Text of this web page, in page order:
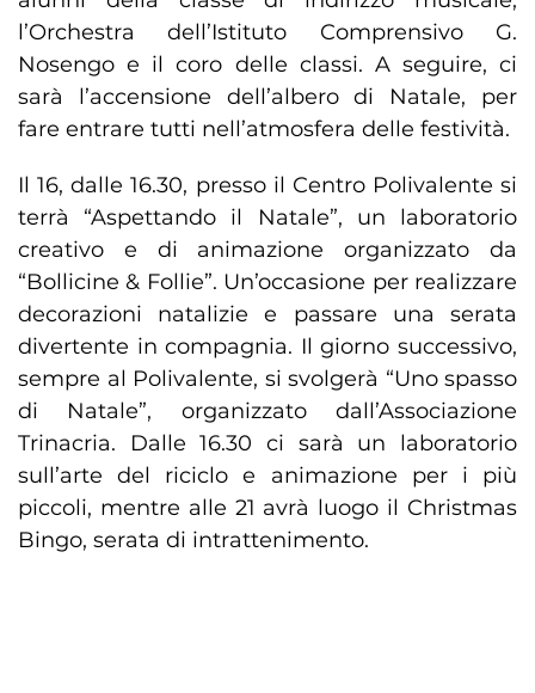
l’Orchestra dell’Istituto Comprensivo G.
Nosengo e il coro delle classi. A seguire, ci
sarà l’accensione dell’albero di Natale, per
fare entrare tutti nell’atmosfera delle festività.
Il 16, dalle 16.30, presso il Centro Polivalente si
terrà “Aspettando il Natale”, un laboratorio
creativo e di animazione organizzato da
“Bollicine & Follie”. Un’occasione per realizzare
decorazioni natalizie e passare una serata
divertente in compagnia. Il giorno successivo,
sempre al Polivalente, si svolgerà “Uno spasso
di Natale”, organizzato dall’Associazione
Trinacria. Dalle 16.30 ci sarà un laboratorio
sull’arte del riciclo e animazione per i più
piccoli, mentre alle 21 avrà luogo il Christmas
Bingo, serata di intrattenimento.